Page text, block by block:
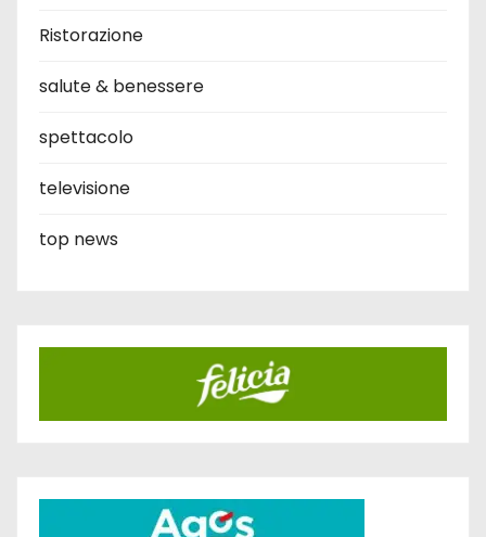
Ristorazione
salute & benessere
spettacolo
televisione
top news